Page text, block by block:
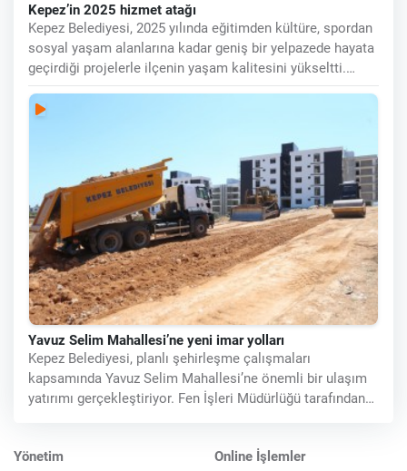
Kepez’in 2025 hizmet atağı
Kepez Belediyesi, 2025 yılında eğitimden kültüre, spordan
sosyal yaşam alanlarına kadar geniş bir yelpazede hayata
geçirdiği projelerle ilçenin yaşam kalitesini yükseltti.
İlçenin
Yavuz Selim Mahallesi’ne yeni imar yolları
Kepez Belediyesi, planlı şehirleşme çalışmaları
kapsamında Yavuz Selim Mahallesi’ne önemli bir ulaşım
yatırımı gerçekleştiriyor. Fen İşleri Müdürlüğü tarafından
Yönetim
Online İşlemler